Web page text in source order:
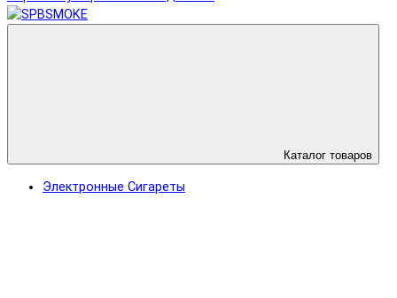
Каталог товаров
Электронные Сигареты